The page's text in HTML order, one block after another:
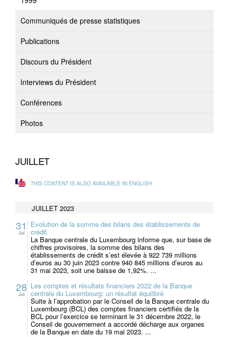
Communiqués de presse statistiques
Publications
Discours du Président
Interviews du Président
Conférences
Photos
JUILLET
THIS CONTENT IS ALSO AVAILABLE IN ENGLISH
JUILLET 2023
31
Jul
Evolution de la somme des bilans des établissements de
crédit
La Banque centrale du Luxembourg informe que, sur base de
chiffres provisoires, la somme des bilans des
établissements de crédit s’est élevée à 922 739 millions
d’euros au 30 juin 2023 contre 940 845 millions d’euros au
31 mai 2023, soit une baisse de 1,92%. ...
28
Jul
Les comptes et résultats financiers 2022 de la Banque
centrale du Luxembourg: un résultat équilibré
Suite à l’approbation par le Conseil de la Banque centrale du
Luxembourg (BCL) des comptes financiers certifiés de la
BCL pour l’exercice se terminant le 31 décembre 2022, le
Conseil de gouvernement a accordé décharge aux organes
de la Banque en date du 19 mai 2023. ...